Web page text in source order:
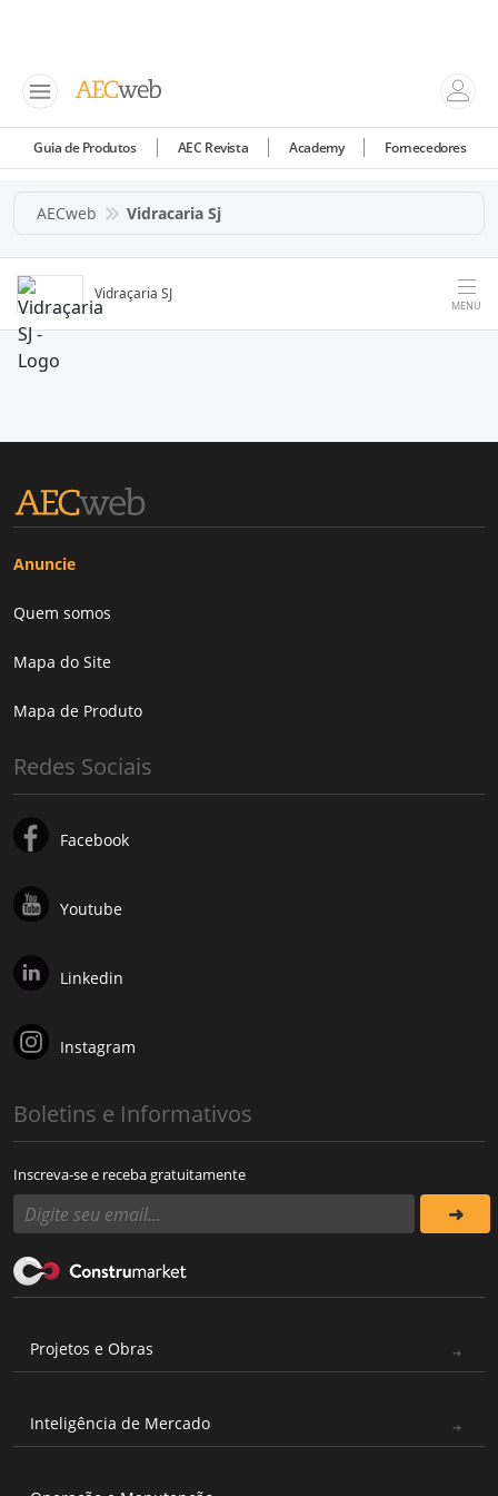
Guia de Produtos AEC Revista Academy Fornecedores
AECweb Vidracaria Sj
Vidraçaria SJ
MENU
Anuncie
Quem somos
Mapa do Site
Mapa de Produto
Redes Sociais
Facebook
Youtube
Linkedin
Instagram
Boletins e Informativos
Inscreva-se e receba gratuitamente
Projetos e Obras
Inteligência de Mercado